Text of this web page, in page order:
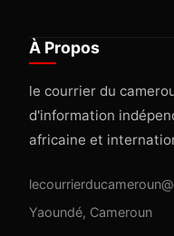
À Propos
le courrier du
d'information
africaine et
Yaoundé, Cameroun